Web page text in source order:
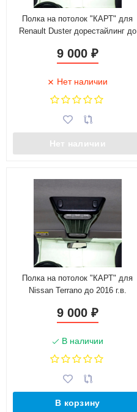
Полка на потолок "КАРТ" для
Renault Duster дорестайлинг до
9 000 ₽
Нет наличии
Нет наличии
Полка на потолок "КАРТ" для
Nissan Terrano до 2016 г.в.
9 000 ₽
В наличии
В корзину